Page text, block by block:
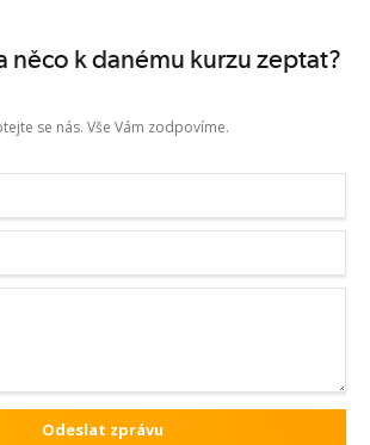
něco k danému kurzu zeptat?
se nás. Vše Vám zodpovíme.